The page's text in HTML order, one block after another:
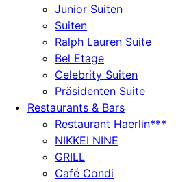
Junior Suiten
Suiten
Ralph Lauren Suite
Bel Etage
Celebrity Suiten
Präsidenten Suite
Restaurants & Bars
Restaurant Haerlin***
NIKKEI NINE
GRILL
Café Condi